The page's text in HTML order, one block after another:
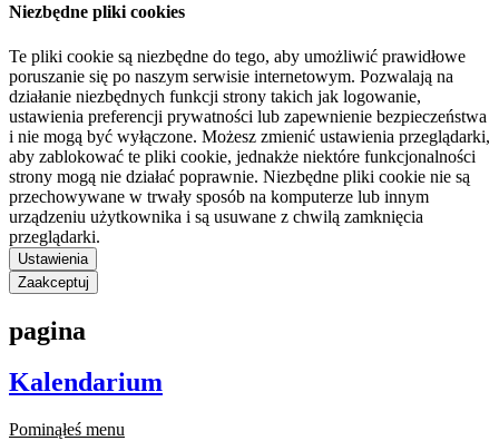
Niezbędne pliki cookies
Te pliki cookie są niezbędne do tego, aby umożliwić prawidłowe
poruszanie się po naszym serwisie internetowym. Pozwalają na
działanie niezbędnych funkcji strony takich jak logowanie,
ustawienia preferencji prywatności lub zapewnienie bezpieczeństwa
i nie mogą być wyłączone. Możesz zmienić ustawienia przeglądarki,
aby zablokować te pliki cookie, jednakże niektóre funkcjonalności
strony mogą nie działać poprawnie. Niezbędne pliki cookie nie są
przechowywane w trwały sposób na komputerze lub innym
urządzeniu użytkownika i są usuwane z chwilą zamknięcia
przeglądarki.
Ustawienia
Zaakceptuj
pagina
Kalendarium
Pominąłeś menu